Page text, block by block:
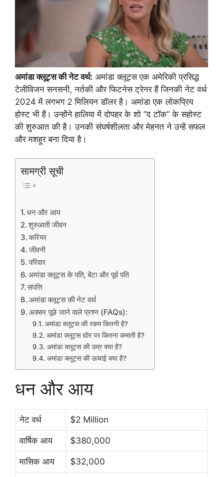
अमांडा क्लूट्स की नेट वर्थ: अमांडा क्लूट्स एक अमेरिकी प्रसिद्ध
टेलीविजन सनसनी, नर्तकी और फिटनेस ट्रेनर हैं जिनकी नेट वर्थ
2024 में लगभग 2 मिलियन डॉलर है। अमांडा एक लोकप्रिय
होस्ट भी हैं। उन्होंने हालिया में दोपहर के शो “द टॉक” के सहोस्ट
की शुरुआत की है। उनकी संघर्षशीलता और मेहनत ने उन्हें सफल
और मशहूर बना दिया है।
सामग्री सूची
धन और आय
शुरुआती जीवन
करियर
जीवनी
परिवार
अमांडा क्लूट्स के पति, बेटा और पूर्व पति
संपत्ति
अमांडा क्लूट्स की नेट वर्थ
अक्सर पूछे जाने वाले प्रश्न (FAQs):
अमांडा क्लूट्स की रकम कितनी है?
अमांडा क्लूट्स द्योर पर कितना कमाती है?
अमांडा क्लूट्स की उम्र क्या है?
अमांडा क्लूट्स की ऊचाई क्या है?
धन और आय
नेट वर्थ $2 Million
वार्षिक आय $380,000
मासिक आय $32,000